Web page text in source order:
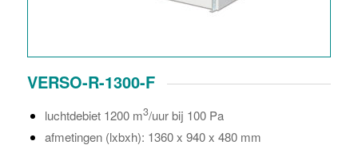
VERSO-R-1300-F
luchtdebiet 1200 m3/uur bij 100 Pa
afmetingen (lxbxh): 1360 x 940 x 480 mm